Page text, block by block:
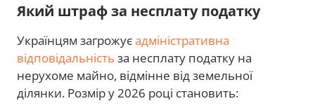
Який штраф за несплату податку
Українцям загрожуєадміністративна
відповідальність за несплату податку на
нерухоме майно, відмінне від земельної
ділянки. Розмір у 2026 році становить: